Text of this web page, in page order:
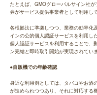
たとえば、GMOグローバルサイン社
券がサービス提供事業者として利用し
各根拠法に準拠しつつ、業務の効率化
インの公的個人認証サービスを利用し
個人認証サービスを利用することで、
ン完結と即時取引開始が実現されていま
●自販機での年齢確認
身近な利用例としては、タバコやお酒
が進められつつあり、それに対応する